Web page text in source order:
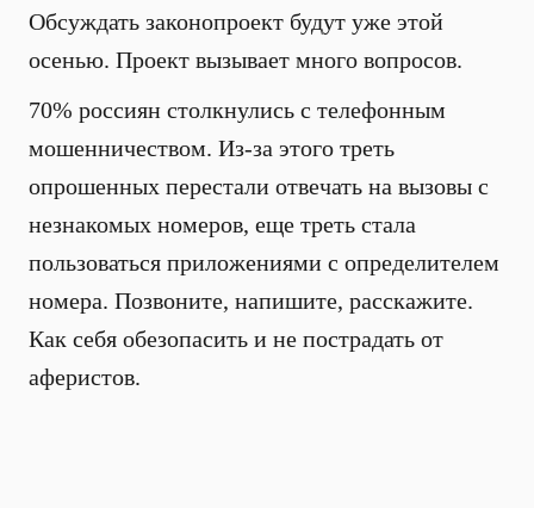
Обсуждать законопроект будут уже этой
осенью. Проект вызывает много вопросов.
70% россиян столкнулись с телефонным
мошенничеством. Из-за этого треть
опрошенных перестали отвечать на вызовы с
незнакомых номеров, еще треть стала
пользоваться приложениями с определителем
номера. Позвоните, напишите, расскажите.
Как себя обезопасить и не пострадать от
аферистов.